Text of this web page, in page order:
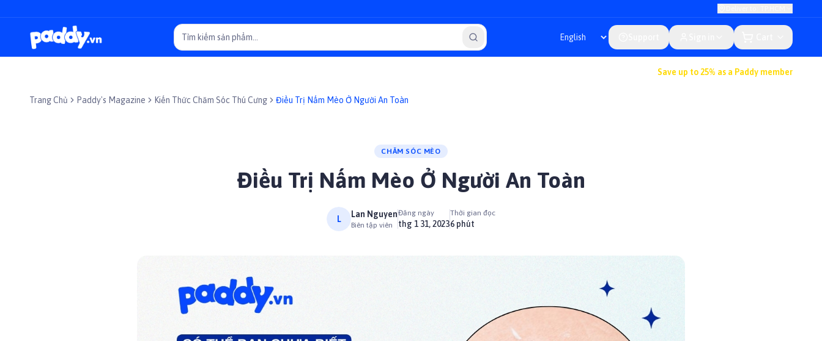
Save up to 25% as a Paddy member
Trang Chủ Paddy's Magazine Kiến Thức Chăm Sóc Thú Cưng Điều Trị Nấm Mèo Ở Người An Toàn
CHĂM SÓC MÈO
Điều Trị Nấm Mèo Ở Người An Toàn
L Lan Nguyen
Biên tập viên
Đăng ngày
thg 1 31, 2023
Thời gian đọc
6 phút